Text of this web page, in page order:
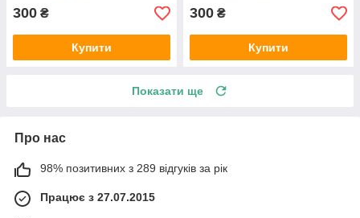
300 ₴
Купити
300 ₴
Купити
Показати ще
Про нас
98% позитивних з 289 відгуків за рік
Працює з 27.07.2015